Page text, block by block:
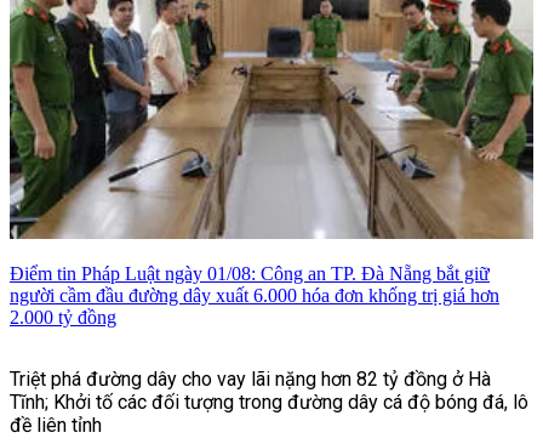
Điểm tin Pháp Luật ngày 01/08: Công an TP. Đà Nẵng bắt giữ
người cầm đầu đường dây xuất 6.000 hóa đơn khống trị giá hơn
2.000 tỷ đồng
Triệt phá đường dây cho vay lãi nặng hơn 82 tỷ đồng ở Hà
Tĩnh; Khởi tố các đối tượng trong đường dây cá độ bóng đá, lô
đề liên tỉnh